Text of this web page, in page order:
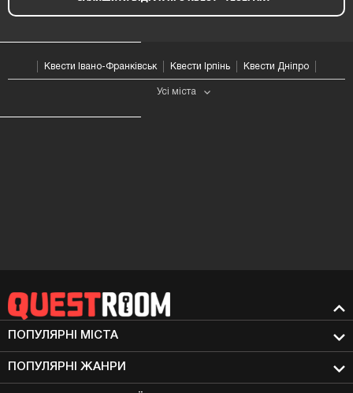
Квести Івано-Франківськ Квести Ірпінь Квести Дніпро
Усі мiста
ПОПУЛЯРНІ МIСТА
ПОПУЛЯРНІ ЖАНРИ